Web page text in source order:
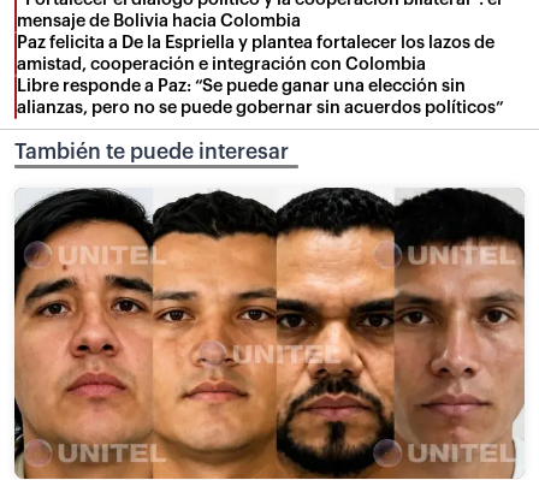
mensaje de Bolivia hacia Colombia
Paz felicita a De la Espriella y plantea fortalecer los lazos de
amistad, cooperación e integración con Colombia
Libre responde a Paz: “Se puede ganar una elección sin
alianzas, pero no se puede gobernar sin acuerdos políticos”
También te puede interesar